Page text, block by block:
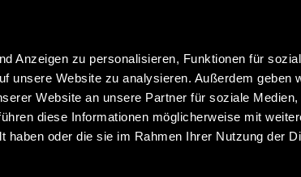
Anzeigen zu personalisieren, Funktionen für
unsere Website zu analysieren. Außerdem geben
Website an unsere Partner für soziale Medien,
diese Informationen möglicherweise mit
haben oder die sie im Rahmen Ihrer Nutzung der
SprachenMenü
Suche
Produktnamen suchen